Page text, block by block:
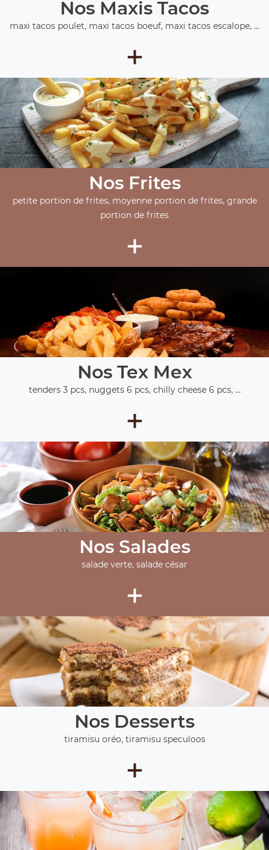
Nos Maxis Tacos
maxi tacos poulet, maxi tacos boeuf, maxi tacos escalope, ...
+
Nos Frites
petite portion de frites, moyenne portion de frites, grande
portion de frites
+
Nos Tex Mex
tenders 3 pcs, nuggets 6 pcs, chilly cheese 6 pcs, ...
+
Nos Salades
salade verte, salade césar
+
Nos Desserts
tiramisu oréo, tiramisu speculoos
+